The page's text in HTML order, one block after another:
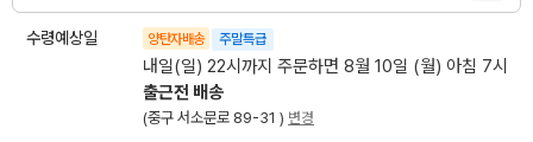
수령예상일 양탄자배송 주말특급
내일(일) 22시까지 주문하면 8월 10일 (월) 아침 7시
출근전 배송
(중구 서소문로 89-31 ) 변경